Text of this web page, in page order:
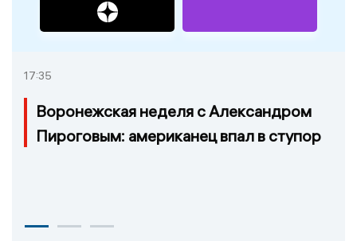
17:35
Воронежская неделя с Александром
Пироговым: американец впал в ступор